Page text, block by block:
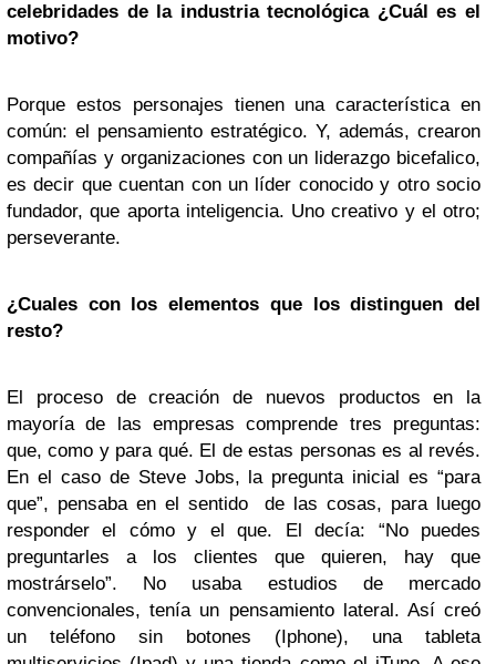
celebridades de la industria tecnológica ¿Cuál es el
motivo?
Porque estos personajes tienen una característica en
común: el pensamiento estratégico. Y, además, crearon
compañías y organizaciones con un liderazgo bicefalico,
es decir que cuentan con un líder conocido y otro socio
fundador, que aporta inteligencia. Uno creativo y el otro;
perseverante.
¿Cuales con los elementos que los distinguen del
resto?
El proceso de creación de nuevos productos en la
mayoría de las empresas comprende tres preguntas:
que, como y para qué. El de estas personas es al revés.
En el caso de Steve Jobs, la pregunta inicial es “para
que”, pensaba en el sentido de las cosas, para luego
responder el cómo y el que. El decía: “No puedes
preguntarles a los clientes que quieren, hay que
mostrárselo”. No usaba estudios de mercado
convencionales, tenía un pensamiento lateral. Así creó
un teléfono sin botones (Iphone), una tableta